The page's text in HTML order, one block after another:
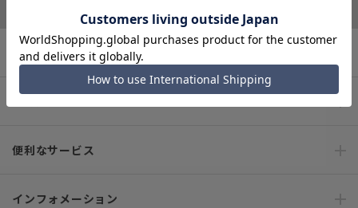
※税表記がないものはすべて税込み価格となります
キャンペーン情報
便利なサービス
インフォメーション